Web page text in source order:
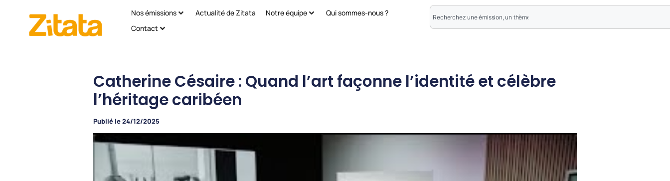
Nos émissions Actualité de Zitata Notre équipe
Qui sommes-nous ?
Contact
Catherine Césaire : Quand l’art façonne l’identité et célèbre
l’héritage caribéen
Publié le24/12/2025